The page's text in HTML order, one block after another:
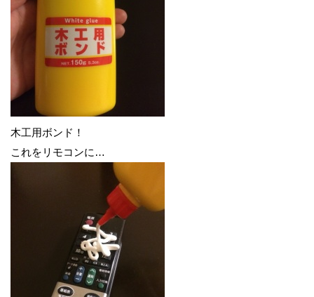
木工用ボンド！
これをリモコンに…